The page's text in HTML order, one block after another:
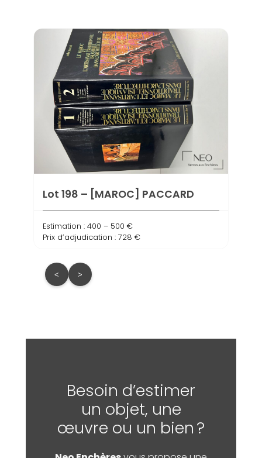
Lot 198 – [MAROC] PACCARD
Estimation : 400 – 500 €
Prix d’adjudication : 728 €
< >
Besoin d’estimer
un objet, une
œuvre ou un bien ?